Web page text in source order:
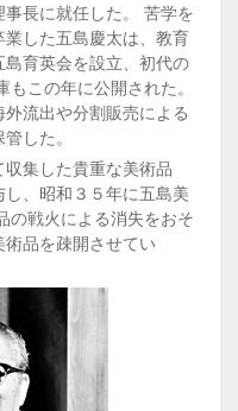
長に就任した。 苦学を
業した五島慶太は、教育
育英会を設立、初代の
この年に公開された。
流出や分割販売による
した。
集した貴重な美術品
、昭和３５年に五島美
の戦火による消失をおそ
品を疎開させてい